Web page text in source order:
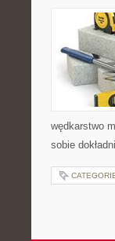
wędkarstwo
sobie